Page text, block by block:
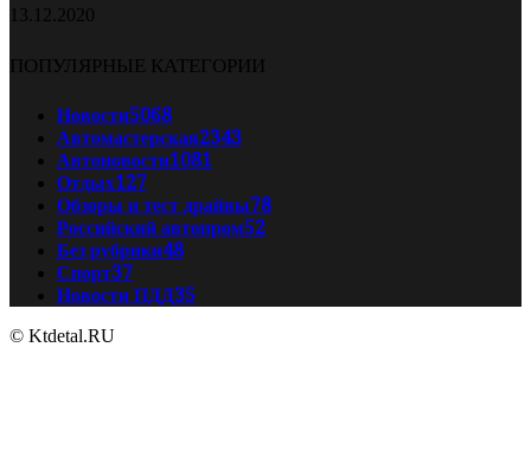
13.12.2020
ПОПУЛЯРНЫЕ КАТЕГОРИИ
Новости5068
Автомастерская2343
Автоновости1081
Отдых127
Обзоры и тест драйвы78
Российский автопром52
Без рубрики48
Спорт37
Новости ПДД35
© Ktdetal.RU